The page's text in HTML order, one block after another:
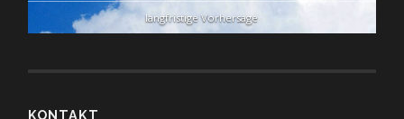
langfristige Vorhersage
KONTAKT